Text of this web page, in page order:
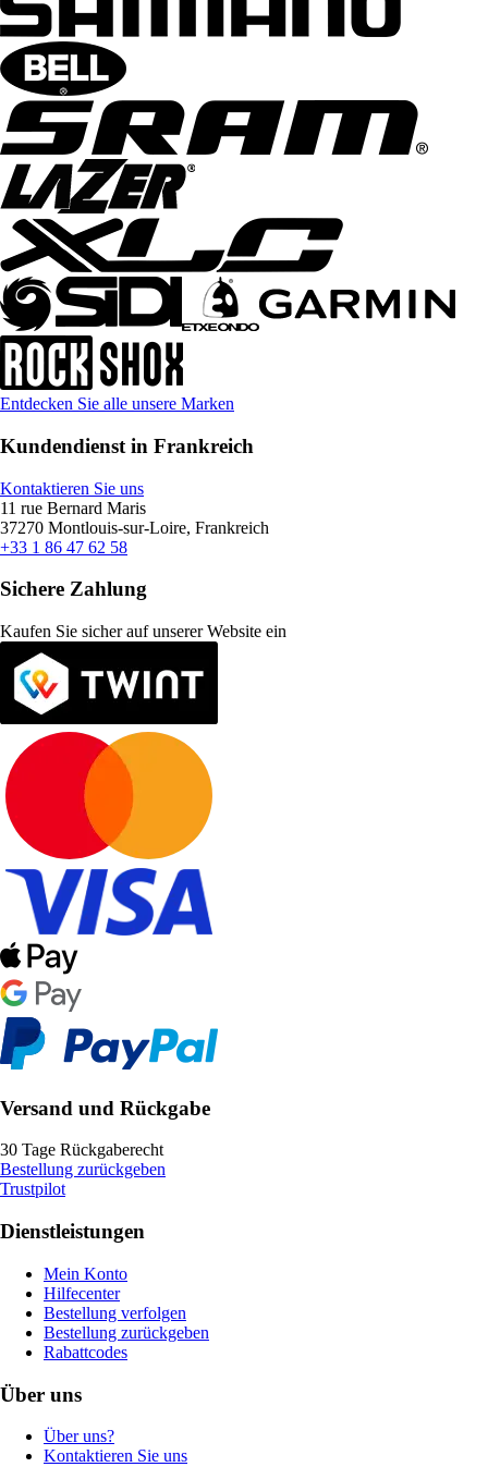
Entdecken Sie alle unsere Marken
Kundendienst in Frankreich
Kontaktieren Sie uns
11 rue Bernard Maris
37270 Montlouis-sur-Loire, Frankreich
+33 1 86 47 62 58
Sichere Zahlung
Kaufen Sie sicher auf unserer Website ein
Versand und Rückgabe
30 Tage Rückgaberecht
Bestellung zurückgeben
Trustpilot
Dienstleistungen
Mein Konto
Hilfecenter
Bestellung verfolgen
Bestellung zurückgeben
Rabattcodes
Über uns
Über uns?
Kontaktieren Sie uns